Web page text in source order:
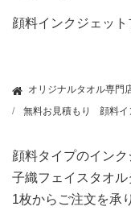
顔料インクジェッ
オリジナルタオル専門
無料お見積もり
顔料
顔料タイプのイン
子織フェイスタオル
1枚からご注文を承